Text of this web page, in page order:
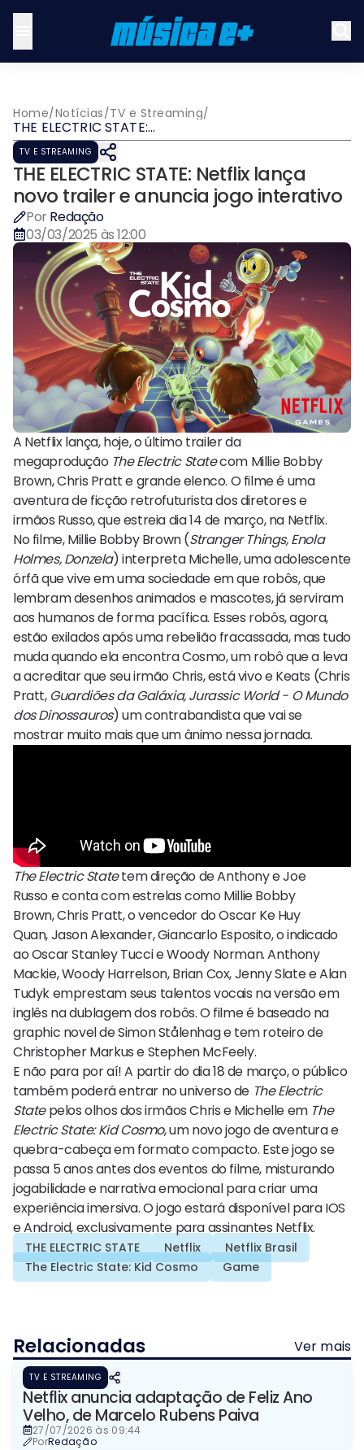
Home/Notícias/TV e Streaming/
THE ELECTRIC STATE:
Netflix lança novo trailer e
anuncia jogo interativo
TV E STREAMING
THE ELECTRIC STATE: Netflix lança
novo trailer e anuncia jogo interativo
Por Redação
03/03/2025 às 12:00
A Netflix lança, hoje, o último trailer da
megaprodução The Electric Statecom Millie Bobby
Brown, Chris Pratt e grande elenco. O filme é uma
aventura de ficção retrofuturista dos diretores e
irmãos Russo, que estreia dia 14 de março, na Netflix.
No filme, Millie Bobby Brown (Stranger Things, Enola
Holmes, Donzela) interpreta Michelle, uma adolescente
órfã que vive em uma sociedade em que robôs, que
lembram desenhos animados e mascotes, já serviram
aos humanos de forma pacífica. Esses robôs, agora,
estão exilados após uma rebelião fracassada, mas tudo
muda quando ela encontra Cosmo, um robô que a leva
a acreditar que seu irmão Chris, está vivo e Keats (Chris
Pratt, Guardiões da Galáxia, Jurassic World - O Mundo
dos Dinossauros) um contrabandista que vai se
mostrar muito mais que um ânimo nessa jornada.
The Electric Statetem direção de Anthony e Joe
Russo e conta com estrelas como Millie Bobby
Brown, Chris Pratt, o vencedor do Oscar Ke Huy
Quan, Jason Alexander, Giancarlo Esposito, o indicado
ao Oscar Stanley Tucci e Woody Norman. Anthony
Mackie, Woody Harrelson, Brian Cox, Jenny Slate e Alan
Tudyk emprestam seus talentos vocais na versão em
inglês na dublagem dos robôs. O filme é baseado na
graphic novel de Simon Stålenhag e tem roteiro de
Christopher Markus e Stephen McFeely.
E não para por aí! A partir do dia 18 de março, o público
também poderá entrar no universo de The Electric
Statepelos olhos dos irmãos Chris e Michelle em The
Electric State: Kid Cosmo, um novo jogo de aventura e
quebra-cabeça em formato compacto. Este jogo se
passa 5 anos antes dos eventos do filme, misturando
jogabilidade e narrativa emocional para criar uma
experiência imersiva. O jogo estará disponível para IOS
e Android, exclusivamente para assinantes Netflix.
THE ELECTRIC STATE Netflix
Netflix Brasil
The Electric State: Kid Cosmo
Game
Relacionadas Ver mais
TV E STREAMING
Netflix anuncia adaptação de Feliz Ano
Velho, de Marcelo Rubens Paiva
27/07/2026 às 09:44
PorRedação